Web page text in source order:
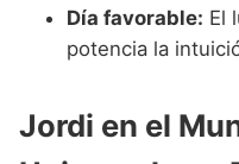
Día favorable: El
potencia la
Jordi en el